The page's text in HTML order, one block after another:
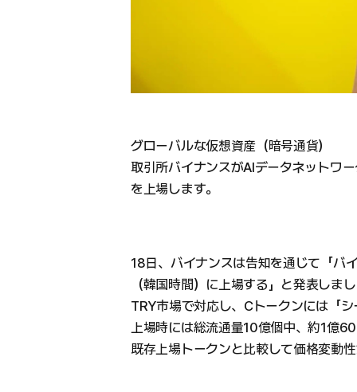
グローバルな仮想資産（暗号通貨）
取引所バイナンスがAIデータネットワ
を上場します。
18日、バイナンスは告知を通じて「
（韓国時間）に上場する」と発表しま
TRY市場で対応し、Cトークンには「
上場時には総流通量10億個中、約1億
既存上場トークンと比較して価格変動